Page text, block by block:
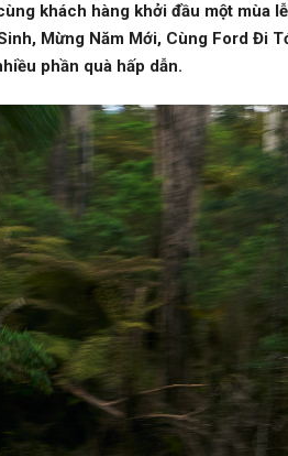
khách hàng khởi đầu một mùa
Mừng Năm Mới, Cùng Ford Đi
phần quà hấp dẫn.